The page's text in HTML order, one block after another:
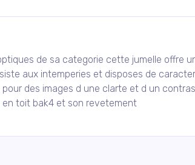
de sa categorie cette jumelle offre
aux intemperies et disposes de
des images d une clarte et d un
en toit bak4 et son revetement